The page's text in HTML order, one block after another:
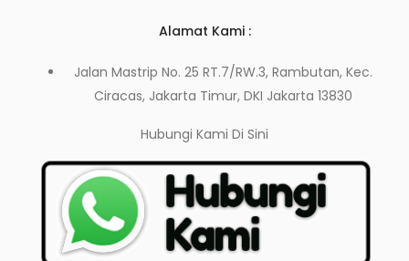
Alamat Kami :
Jalan Mastrip No. 25 RT.7/RW.3, Rambutan, Kec.
Ciracas, Jakarta Timur, DKI Jakarta 13830
Hubungi Kami Di Sini